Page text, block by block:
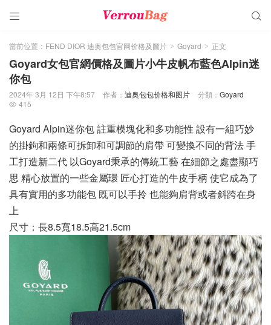
 
當前位置： FEND DIOR 迪奥包包官网价格及圖片 > Goyard > 正文
Goyard女包官網價格及圖片小牛皮帆布藍色Alpin迷
你包
2024年 3月 12日 下午8:57 作者： 迪奥包包价格和图片 分類： Goyard
 415
Goyard Alpin迷你包 註重模塊化和多功能性 設有一組巧妙
的掛鉤和兩條可拆卸和可調節的肩帶 可變換不同的背法 手
工打造新二代 以Goyard秉承的傳統工藝 在細節之處盡顯巧
思 精心放置的一些金屬環 匠心打造的牛皮手柄 使它成為了
具有實用的多功能包 既可以手拎 也能夠肩背或者斜跨在身
上
尺寸：長8.5寬18.5高21.5cm